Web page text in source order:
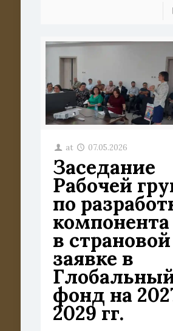
at 07.05.2026
Заседание
Рабочей
по
в страновой
заявке в
фонд на
2029 гг.